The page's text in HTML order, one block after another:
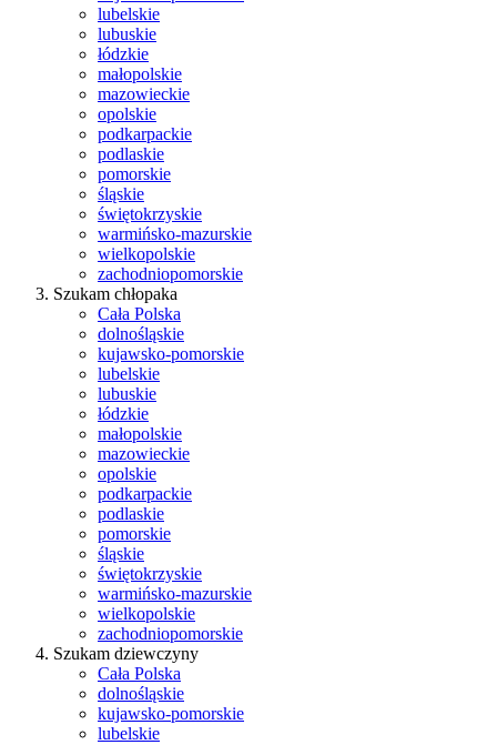
lubelskie
lubuskie
łódzkie
małopolskie
mazowieckie
opolskie
podkarpackie
podlaskie
pomorskie
śląskie
świętokrzyskie
warmińsko-mazurskie
wielkopolskie
zachodniopomorskie
Szukam chłopaka
Cała Polska
dolnośląskie
kujawsko-pomorskie
lubelskie
lubuskie
łódzkie
małopolskie
mazowieckie
opolskie
podkarpackie
podlaskie
pomorskie
śląskie
świętokrzyskie
warmińsko-mazurskie
wielkopolskie
zachodniopomorskie
Szukam dziewczyny
Cała Polska
dolnośląskie
kujawsko-pomorskie
lubelskie